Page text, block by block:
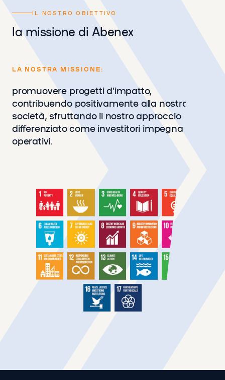
IL NOSTRO OBIETTIVO
la missione di Abenex
LA NOSTRA MISSIONE:
promuovere progetti d’impatto,
contribuendo positivamente alla nostra
società, sfruttando il nostro approccio
differenziato come investitori impegnati e
operativi.